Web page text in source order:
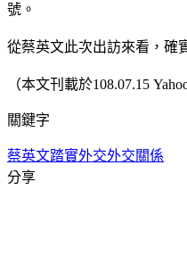
號。
從蔡英文此次出訪來看，確
（本文刊載於108.07.15
關鍵字
蔡英文踏實外交外交關係
分享